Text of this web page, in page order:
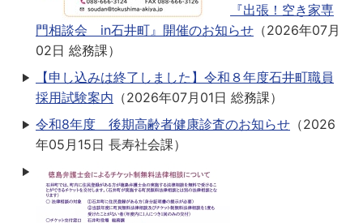
『出張！空き家専
門相談会 in石井町』開催のお知らせ （2026年07月
02日 総務課）
【申し込みは終了しました】令和８年度石井町職員
採用試験案内 （2026年07月01日 総務課）
令和8年度 後期高齢者健康診査のお知らせ （2026
年05月15日 長寿社会課）